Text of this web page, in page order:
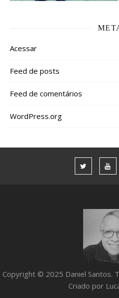
Acessar
Feed de posts
Feed de comentários
WordPress.org
Copyright © 2025 Daniel Santos.
Criado por